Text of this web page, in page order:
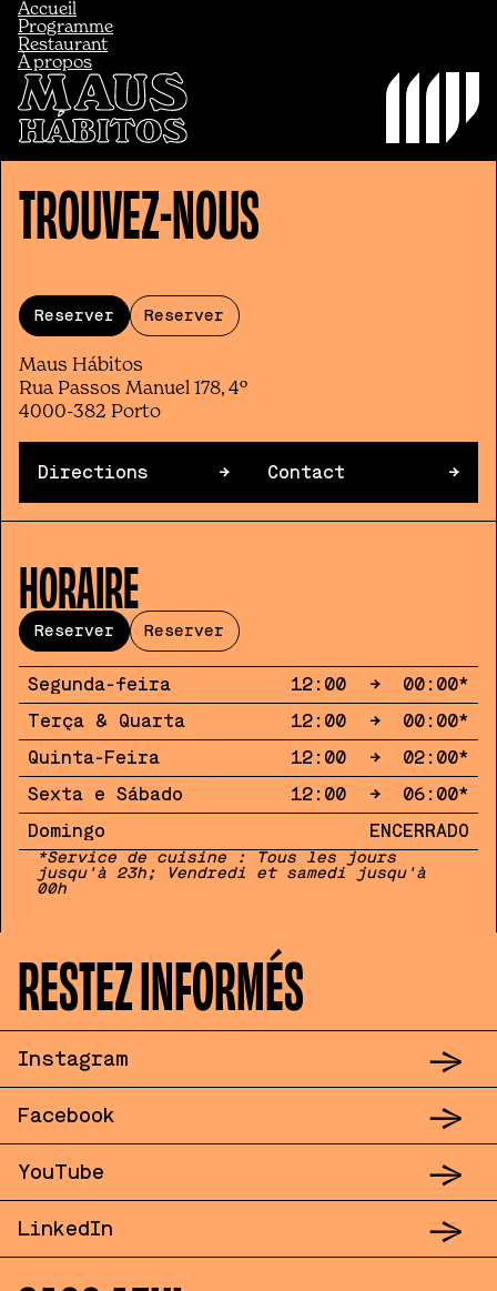
Accueil
Programme
Restaurant
À propos
TROUVEZ-NOUS
Reserver Reserver
Maus Hábitos
Rua Passos Manuel 178, 4º
4000-382 Porto
Directions → Contact →
HORAIRE
Reserver Reserver
Segunda-feira 12:00 → 00:00*
Terça & Quarta
12:00 → 00:00*
Quinta-Feira
12:00 → 02:00*
Sexta e Sábado
12:00 → 06:00*
Domingo
ENCERRADO
*Service de cuisine : Tous les jours
jusqu'à 23h; Vendredi et samedi jusqu'à
00h
PLAN
CONTACT
937 202 918
✉viciosdemesa@maushabitos.com
Vícios Maus
m916 786 787 Vícios Bonfim
RESTEZ INFORMÉS
Instagram →
Facebook →
YouTube →
LinkedIn →